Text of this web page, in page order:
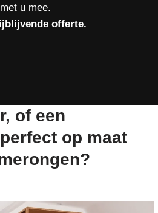
u mee.
offerte.
of een
op maat